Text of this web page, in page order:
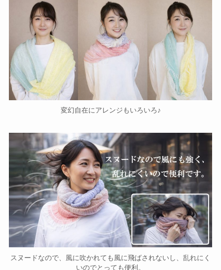
変幻自在にアレンジもいろいろ♪
スヌードなので、風に吹かれても風に飛ばされないし、乱れにく
いのでとっても便利。